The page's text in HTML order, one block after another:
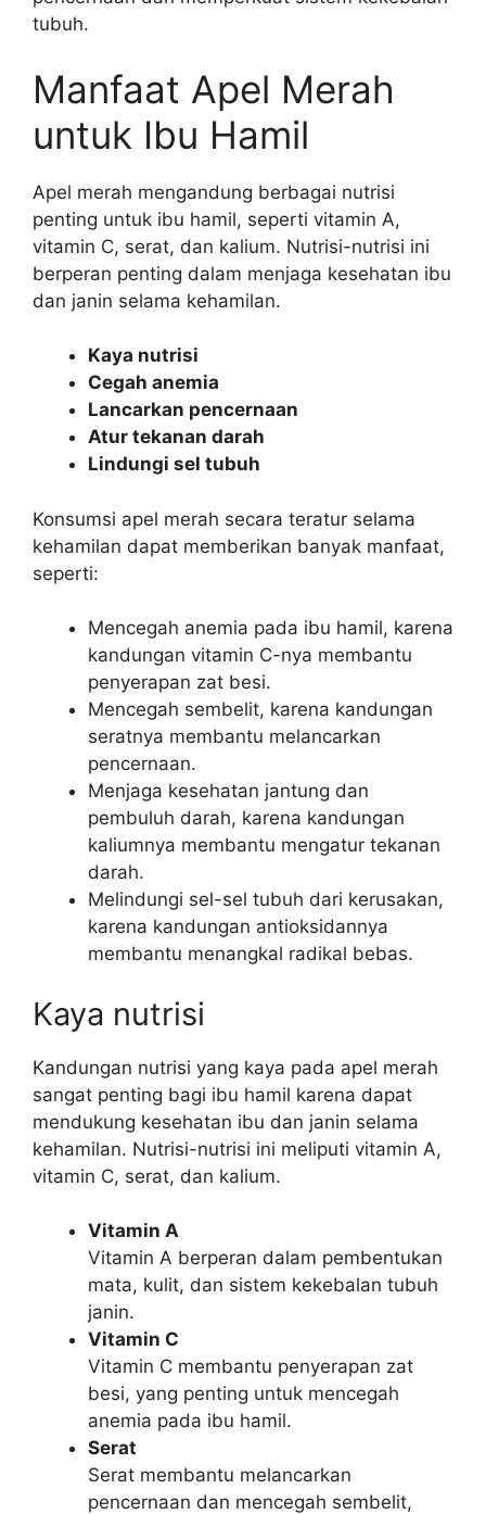
tubuh.
Manfaat Apel Merah
untuk Ibu Hamil
Apel merah mengandung berbagai nutrisi
penting untuk ibu hamil, seperti vitamin A,
vitamin C, serat, dan kalium. Nutrisi-nutrisi ini
berperan penting dalam menjaga kesehatan ibu
dan janin selama kehamilan.
Kaya nutrisi
Cegah anemia
Lancarkan pencernaan
Atur tekanan darah
Lindungi sel tubuh
Konsumsi apel merah secara teratur selama
kehamilan dapat memberikan banyak manfaat,
seperti:
Mencegah anemia pada ibu hamil, karena
kandungan vitamin C-nya membantu
penyerapan zat besi.
Mencegah sembelit, karena kandungan
seratnya membantu melancarkan
pencernaan.
Menjaga kesehatan jantung dan
pembuluh darah, karena kandungan
kaliumnya membantu mengatur tekanan
darah.
Melindungi sel-sel tubuh dari kerusakan,
karena kandungan antioksidannya
membantu menangkal radikal bebas.
Kaya nutrisi
Kandungan nutrisi yang kaya pada apel merah
sangat penting bagi ibu hamil karena dapat
mendukung kesehatan ibu dan janin selama
kehamilan. Nutrisi-nutrisi ini meliputi vitamin A,
vitamin C, serat, dan kalium.
Vitamin A
Vitamin A berperan dalam pembentukan
mata, kulit, dan sistem kekebalan tubuh
janin.
Vitamin C
Vitamin C membantu penyerapan zat
besi, yang penting untuk mencegah
anemia pada ibu hamil.
Serat
Serat membantu melancarkan
pencernaan dan mencegah sembelit,